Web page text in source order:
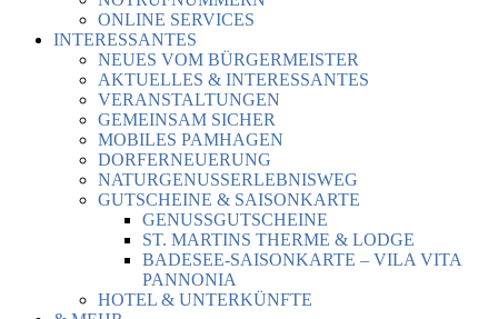
ONLINE SERVICES
INTERESSANTES
NEUES VOM BÜRGERMEISTER
AKTUELLES & INTERESSANTES
VERANSTALTUNGEN
GEMEINSAM SICHER
MOBILES PAMHAGEN
DORFERNEUERUNG
NATURGENUSSERLEBNISWEG
GUTSCHEINE & SAISONKARTE
GENUSSGUTSCHEINE
ST. MARTINS THERME & LODGE
BADESEE-SAISONKARTE – VILA VITA
PANNONIA
HOTEL & UNTERKÜNFTE